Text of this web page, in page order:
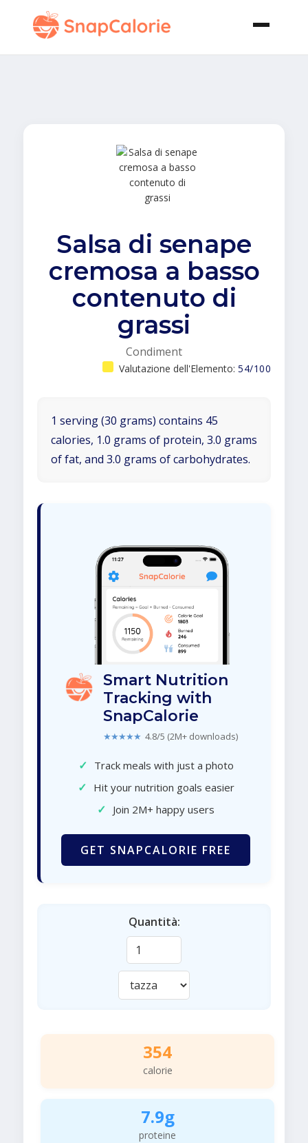
Salsa di senape
cremosa a basso
contenuto di
grassi
Condiment
Valutazione dell'Elemento: 54/100
1 serving (30 grams) contains 45
calories, 1.0 grams of protein, 3.0 grams
of fat, and 3.0 grams of carbohydrates.
Smart Nutrition
Tracking with
SnapCalorie
★★★★★ 4.8/5 (2M+ downloads)
✓ Track meals with just a photo
✓ Hit your nutrition goals easier
✓ Join 2M+ happy users
GET SNAPCALORIE FREE
Quantità:
354
calorie
7.9g
proteine